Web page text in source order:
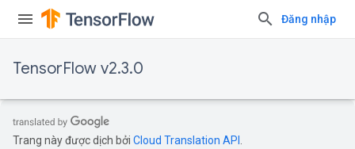
Đăng nhập
TensorFlow v2.3.0
Trang này được dịch bởi Cloud Translation API